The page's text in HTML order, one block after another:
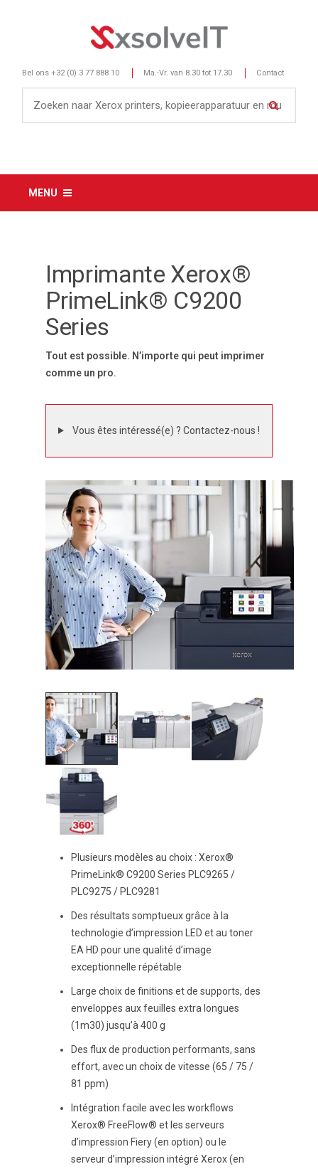
Bel ons +32 (0) 3 77 888 10 Ma.-Vr. van 8.30 tot 17.30 Contact
MENU
Imprimante Xerox®
PrimeLink® C9200
Series
Tout est possible. N’importe qui peut imprimer
comme un pro.
Vous êtes intéressé(e) ? Contactez-nous !
Plusieurs modèles au choix : Xerox®
PrimeLink® C9200 Series PLC9265 /
PLC9275 / PLC9281
Des résultats somptueux grâce à la
technologie d’impression LED et au toner
EA HD pour une qualité d’image
exceptionnelle répétable
Large choix de finitions et de supports, des
enveloppes aux feuilles extra longues
(1m30) jusqu’à 400 g
Des flux de production performants, sans
effort, avec un choix de vitesse (65 / 75 /
81 ppm)
Intégration facile avec les workflows
Xerox® FreeFlow® et les serveurs
d’impression Fiery (en option) ou le
serveur d’impression intégré Xerox (en